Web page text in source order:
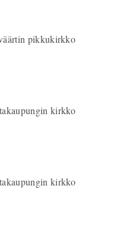
pikkukirkko
kirkko
kirkko